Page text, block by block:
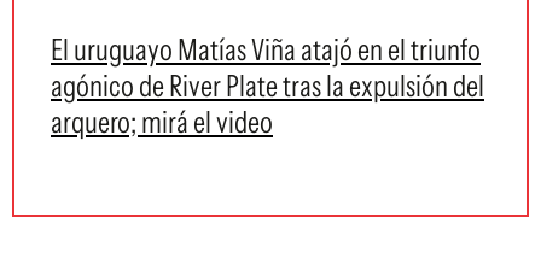
El uruguayo Matías Viña atajó en el triunfo
agónico de River Plate tras la expulsión del
arquero; mirá el video